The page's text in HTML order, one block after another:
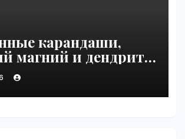
карандаши,
магний и дендриты
| VseTime.ru